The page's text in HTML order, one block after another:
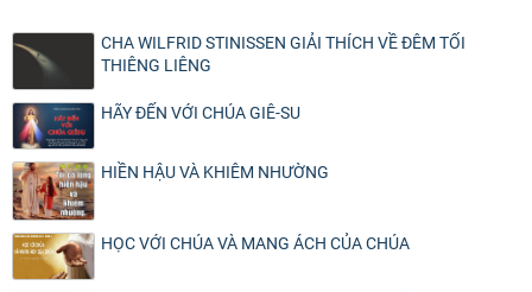
CHA WILFRID STINISSEN GIẢI THÍCH VỀ ĐÊM TỐI
THIÊNG LIÊNG
HÃY ĐẾN VỚI CHÚA GIÊ-SU
HIỀN HẬU VÀ KHIÊM NHƯỜNG
HỌC VỚI CHÚA VÀ MANG ÁCH CỦA CHÚA